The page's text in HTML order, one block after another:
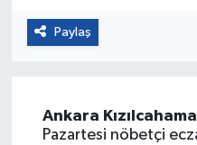
Paylaş
Ankara
Pazartesi nöbetçi
Son Dakika Haberleri